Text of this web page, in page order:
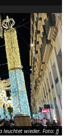
leuchtet wieder. Foto: fj